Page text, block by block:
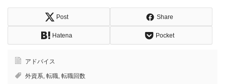
Post Share
Hatena Pocket
アドバイス
外資系, 転職, 転職回数